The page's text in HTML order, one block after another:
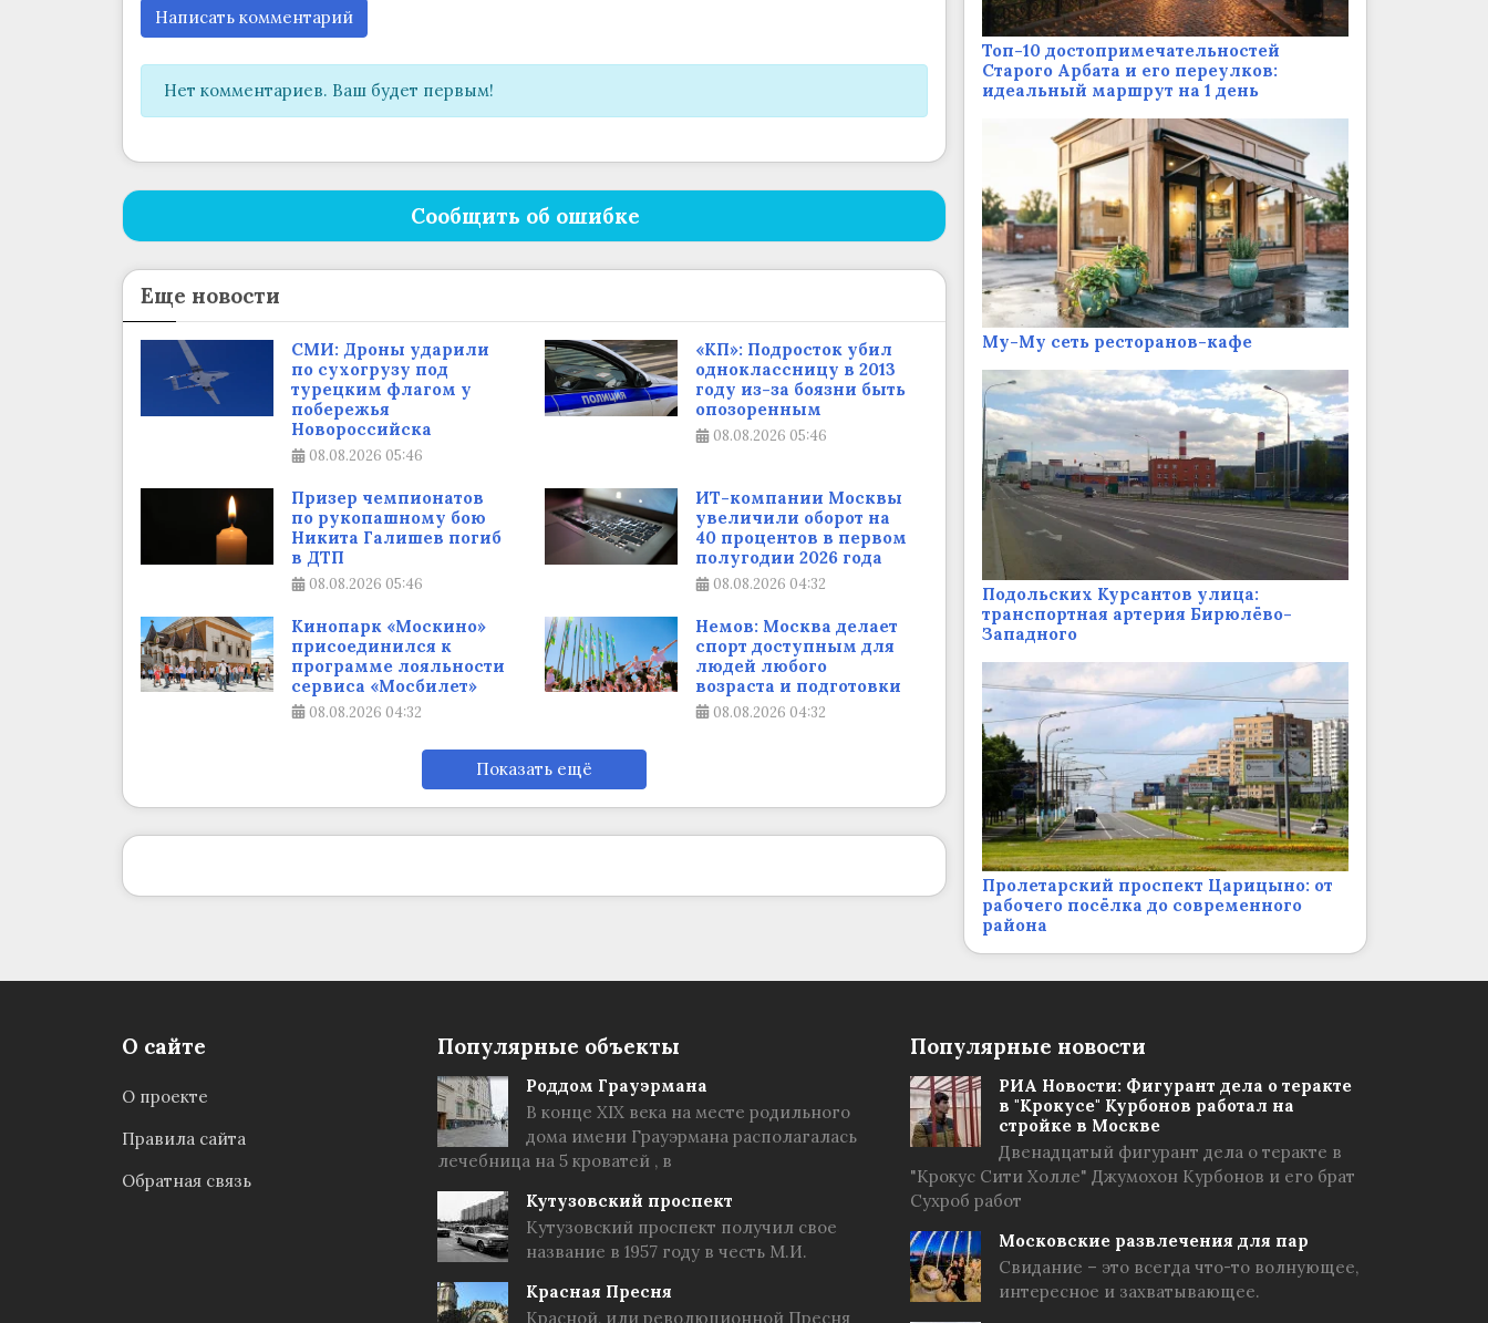
Написать комментарий
Нет комментариев. Ваш будет первым!
Сообщить об ошибке
Еще новости
СМИ: Дроны ударили
по сухогрузу под
турецким флагом у
побережья
Новороссийска
08.08.2026 05:46
«КП»: Подросток убил
одноклассницу в 2013
году из-за боязни быть
опозоренным
08.08.2026 05:46
Призер чемпионатов
по рукопашному бою
Никита Галишев погиб
в ДТП
08.08.2026 05:46
ИТ-компании Москвы
увеличили оборот на
40 процентов в первом
полугодии 2026 года
08.08.2026 04:32
Кинопарк «Москино»
присоединился к
программе лояльности
сервиса «Мосбилет»
08.08.2026 04:32
Немов: Москва делает
спорт доступным для
людей любого
возраста и подготовки
08.08.2026 04:32
Показать ещё
Топ-10 достопримечательностей
Старого Арбата и его переулков:
идеальный маршрут на 1 день
Му-Му сеть ресторанов-кафе
Подольских Курсантов улица:
транспортная артерия Бирюлёво-
Западного
Пролетарский проспект Царицыно: от
рабочего посёлка до современного
района
О сайте
О проекте
Правила сайта
Обратная связь
Популярные объекты
Роддом Грауэрмана
В конце XIX века на месте родильного
дома имени Грауэрмана располагалась
лечебница на 5 кроватей , в
Кутузовский проспект
Кутузовский проспект получил свое
название в 1957 году в честь М.И.
Красная Пресня
Красной, или революционной Пресня
Популярные новости
РИА Новости: Фигурант дела о теракте
в "Крокусе" Курбонов работал на
стройке в Москве
Двенадцатый фигурант дела о теракте в
"Крокус Сити Холле" Джумохон Курбонов и его брат
Сухроб работ
Московские развлечения для пар
Свидание – это всегда что-то волнующее,
интересное и захватывающее.